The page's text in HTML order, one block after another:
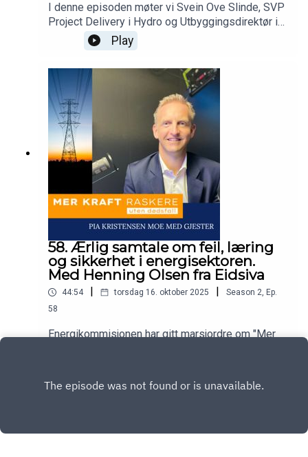
I denne episoden møter vi Svein Ove Slinde, SVP
Project Delivery i Hydro og Utbyggingsdirektør i
Statkraft, Terje Aasland, Norges energiminister,
og Henning Olsen, konsernsjef i Eidsiva Energi.
Sammen diskuterer vi hvordan Norge kan levere
mer kraft raskere – uten å gå på kompromiss
med sikkerhet, forsyningssikkerhet og
langsiktige hensyn. Hvor går grensen mellom
nødvendig tempo og uakseptabel risiko? Lisa
Tømmervåg, Moderator, Europower.
Play
58. Ærlig samtale om feil, læring
og sikkerhet i energisektoren.
Med Henning Olsen fra Eidsiva
44:54 torsdag 16. oktober 2025 Season 2, Ep.
58
Energikommisjonen har gitt marsjordre om "Mer
podcasten Mer kraft raskere - uten dødsfall.